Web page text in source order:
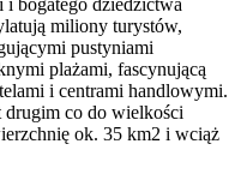
i bogatego dziedzictwa
miliony turystów,
pustyniami
plażami, fascynującą
i centrami handlowymi.
co do wielkości
ok. 35 km2 i wciąż